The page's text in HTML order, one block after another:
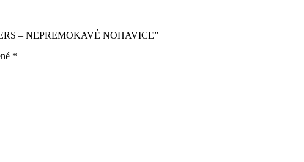
– NEPREMOKAVÉ NOHAVICE”
*